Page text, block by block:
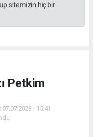
sitemizin hiç bir
Petkim
- 15:41